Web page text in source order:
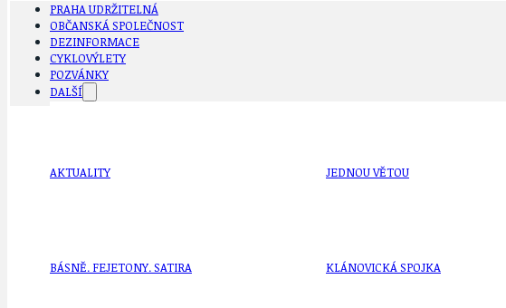
PRAHA UDRŽITELNÁ
OBČANSKÁ SPOLEČNOST
DEZINFORMACE
CYKLOVÝLETY
POZVÁNKY
DALŠÍ
AKTUALITY
BÁSNĚ. FEJETONY. SATIRA
JEDNOU VĚTOU
KLÁNOVICKÁ SPOJKA